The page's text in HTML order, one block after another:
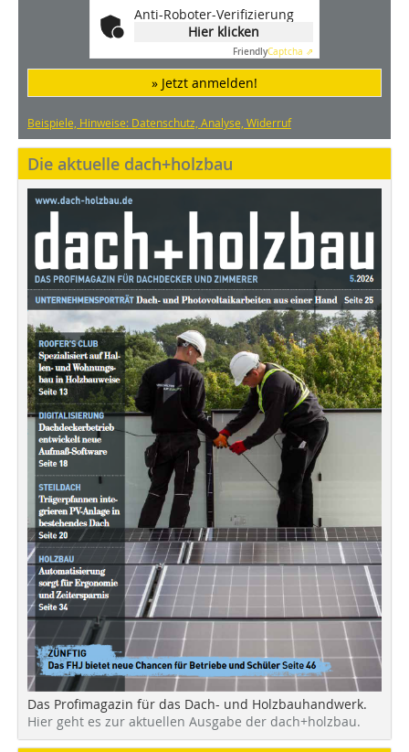
Anti-Roboter-Verifizierung
Hier klicken
FriendlyCaptcha ⇗
» Jetzt anmelden!
Beispiele, Hinweise: Datenschutz, Analyse, Widerruf
Die aktuelle dach+holzbau
Das Profimagazin für das Dach- und Holzbauhandwerk.
Hier geht es zur aktuellen Ausgabe der dach+holzbau.